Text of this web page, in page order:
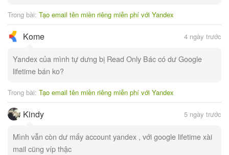
Trong bài: Tạo email tên miền riêng miễn phí với Yandex
Kome 4 ngày trước
Yandex của mình tự dưng bị Read Only Bác có dư Google
lifetime bán ko?
Trong bài: Tạo email tên miền riêng miễn phí với Yandex
Kindy 5 ngày trước
Mình vẫn còn dư mấy account yandex , với google lifetime xài
mail cũng víp thậc